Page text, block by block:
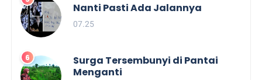
Nanti Pasti Ada Jalannya
07.25
Surga Tersembunyi di Pantai
Menganti